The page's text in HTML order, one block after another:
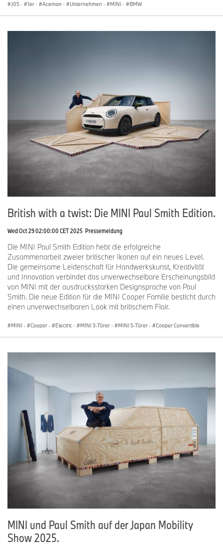
J05 · 1er · Aceman · Unternehmen · MINI · BMW
British with a twist: Die MINI Paul Smith Edition.
Wed Oct 29 02:00:00 CET 2025 Pressemeldung
Die MINI Paul Smith Edition hebt die erfolgreiche
Zusammenarbeit zweier britischer Ikonen auf ein neues Level.
Die gemeinsame Leidenschaft für Handwerkskunst, Kreativität
und Innovation verbindet das unverwechselbare Erscheinungsbild
von MINI mit der ausdrucksstarken Designsprache von Paul
Smith. Die neue Edition für die MINI Cooper Familie besticht durch
einen unverwechselbaren Look mit britischem Flair.
MINI · Cooper · Electric · MINI 3-Türer · MINI 5-Türer · Cooper Convertible
MINI und Paul Smith auf der Japan Mobility
Show 2025.